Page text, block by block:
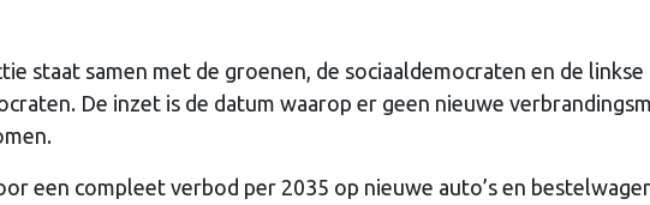
staat samen met de groenen, de sociaaldemocraten en de
De inzet is de datum waarop er geen nieuwe
een compleet verbod per 2035 op nieuwe auto’s en